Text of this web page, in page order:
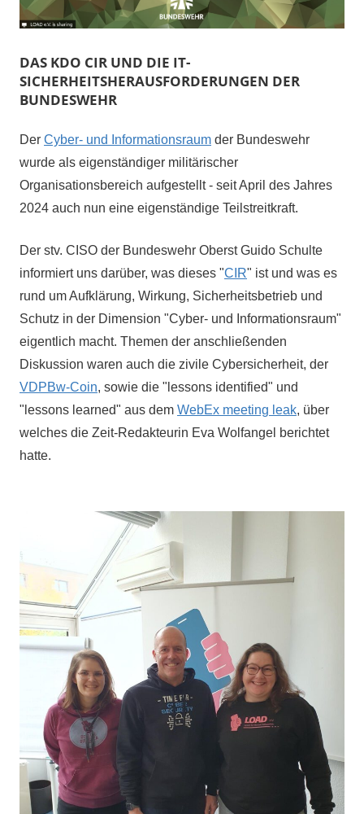
DAS KDO CIR UND DIE IT-
SICHERHEITSHERAUSFORDERUNGEN DER
BUNDESWEHR
Der Cyber- und Informationsraum der Bundeswehr
wurde als eigenständiger militärischer
Organisationsbereich aufgestellt - seit April des Jahres
2024 auch nun eine eigenständige Teilstreitkraft.
Der stv. CISO der Bundeswehr Oberst Guido Schulte
informiert uns darüber, was dieses "CIR" ist und was es
rund um Aufklärung, Wirkung, Sicherheitsbetrieb und
Schutz in der Dimension "Cyber- und Informationsraum"
eigentlich macht. Themen der anschließenden
Diskussion waren auch die zivile Cybersicherheit, der
VDPBw-Coin, sowie die "lessons identified" und
"lessons learned" aus dem WebEx meeting leak, über
welches die Zeit-Redakteurin Eva Wolfangel berichtet
hatte.